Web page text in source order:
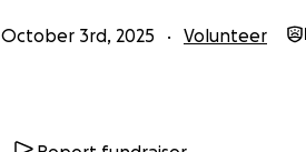
October 3rd, 2025 Volunteer